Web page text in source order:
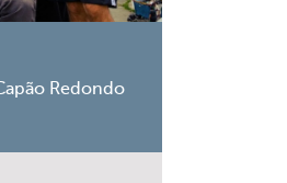
Redondo